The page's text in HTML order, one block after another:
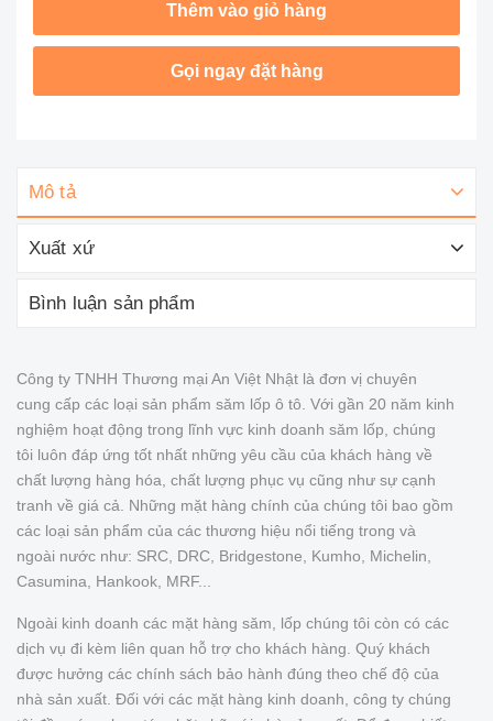
Thêm vào giỏ hàng
Gọi ngay đặt hàng
Mô tả
Xuất xứ
Bình luận sản phẩm
Công ty TNHH Thương mại An Việt Nhật là đơn vị chuyên
cung cấp các loại sản phẩm săm lốp ô tô. Với gần 20 năm kinh
nghiệm hoạt động trong lĩnh vực kinh doanh săm lốp, chúng
tôi luôn đáp ứng tốt nhất những yêu cầu của khách hàng về
chất lượng hàng hóa, chất lượng phục vụ cũng như sự cạnh
tranh về giá cả. Những mặt hàng chính của chúng tôi bao gồm
các loại sản phẩm của các thương hiệu nổi tiếng trong và
ngoài nước như: SRC, DRC, Bridgestone, Kumho, Michelin,
Casumina, Hankook, MRF...
Ngoài kinh doanh các mặt hàng săm, lốp chúng tôi còn có các
dịch vụ đi kèm liên quan hỗ trợ cho khách hàng. Quý khách
được hưởng các chính sách bảo hành đúng theo chế độ của
nhà sản xuất. Đối với các mặt hàng kinh doanh, công ty chúng